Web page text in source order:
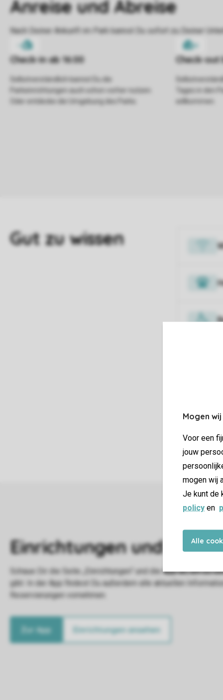
Mogen
Voor een
jouw
mogen wij
Je kunt de
policy en
Alle
Selbstverständlich kannst Du die
Parkeinrichtungen auch schon vorher nutzen.
Oder entdecke die Umgebung des Parks.
Tages in den
willkommen.
Zur App Einrichtungen ansehen